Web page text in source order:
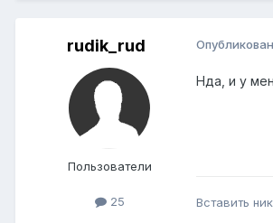
rudik_rud
Пользователи
25
Нда, и у
Вставить ник